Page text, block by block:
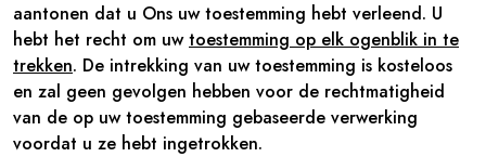
aantonen dat u Ons uw toestemming hebt verleend. U
hebt het recht om uwtoestemming op elk ogenblik in te
trekken. De intrekking van uw toestemming is kosteloos
en zal geen gevolgen hebben voor de rechtmatigheid
van de op uw toestemming gebaseerde verwerking
voordat u ze hebt ingetrokken.